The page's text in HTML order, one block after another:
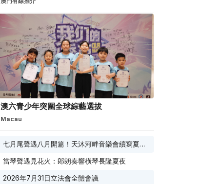
澳六青少年突圍全球綜藝選拔
Macau
七月尾聲遇八月開篇！天沐河畔音樂會續寫夏夜
當琴聲遇見花火：郎朗奏響橫琴長隆夏夜
2026年7月31日立法會全體會議